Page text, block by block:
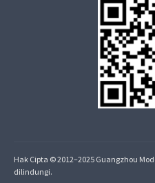
Hak Cipta © 2012–2025 Guangzhou
dilindungi.